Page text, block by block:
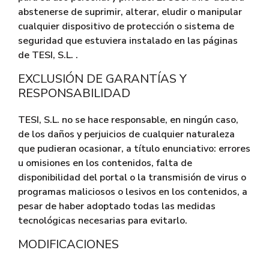
abstenerse de suprimir, alterar, eludir o manipular
cualquier dispositivo de protección o sistema de
seguridad que estuviera instalado en las páginas
de TESI, S.L. .
EXCLUSIÓN DE GARANTÍAS Y
RESPONSABILIDAD
TESI, S.L. no se hace responsable, en ningún caso,
de los daños y perjuicios de cualquier naturaleza
que pudieran ocasionar, a título enunciativo: errores
u omisiones en los contenidos, falta de
disponibilidad del portal o la transmisión de virus o
programas maliciosos o lesivos en los contenidos, a
pesar de haber adoptado todas las medidas
tecnológicas necesarias para evitarlo.
MODIFICACIONES